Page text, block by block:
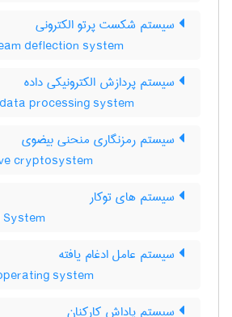
سیستم شکست پرتو الکترونی
deflection system
سیستم پردازش الکترونیکی داده
processing system
سیستم رمزنگاری منحنی بیضوی
cryptosystem
سیستم های توکار
System
سیستم عامل ادغام یافته
system
سیستم پاداش کارکنان